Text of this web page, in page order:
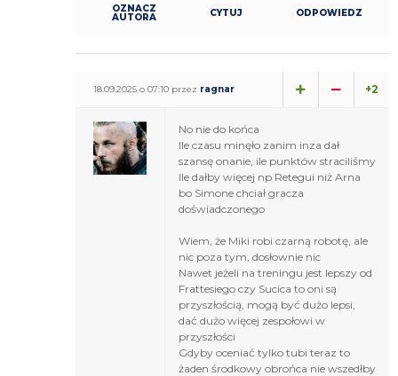
OZNACZ
AUTORA CYTUJ ODPOWIEDZ
18.09.2025 o 07:10 przez ragnar +2
No nie do końca
Ile czasu minęło zanim inza dał
szansę onanie, ile punktów straciliśmy
Ile dałby więcej np Retegui niż Arna
bo Simone chciał gracza
doświadczonego
Wiem, że Miki robi czarną robotę, ale
nic poza tym, dosłownie nic
Nawet jeżeli na treningu jest lepszy od
Frattesiego czy Sucica to oni są
przyszłością, mogą być dużo lepsi,
dać dużo więcej zespołowi w
przyszłości
Gdyby oceniać tylko tubi teraz to
żaden środkowy obrońca nie wszedłby